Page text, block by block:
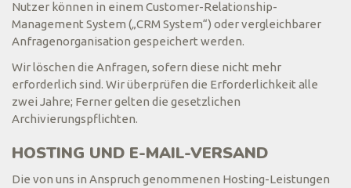
Nutzer können in einem Customer-Relationship-
Management System („CRM System“) oder vergleichbarer
Anfragenorganisation gespeichert werden.
Wir löschen die Anfragen, sofern diese nicht mehr
erforderlich sind. Wir überprüfen die Erforderlichkeit alle
zwei Jahre; Ferner gelten die gesetzlichen
Archivierungspflichten.
HOSTING UND E-MAIL-VERSAND
Die von uns in Anspruch genommenen Hosting-Leistungen